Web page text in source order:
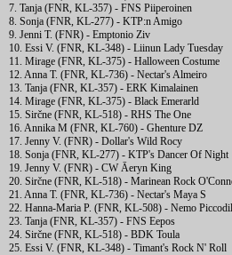
7. Tanja (FNR, KL-357) - FNS Piiperoinen
8. Sonja (FNR, KL-277) - KTP:n Amigo
9. Jenni T. (FNR) - Emptonio Ziv
10. Essi V. (FNR, KL-348) - Liinun Lady Tuesday
11. Mirage (FNR, KL-375) - Halloween Costume
12. Anna T. (FNR, KL-736) - Nectar's Almeiro
13. Tanja (FNR, KL-357) - ERK Kimalainen
14. Mirage (FNR, KL-375) - Black Emerarld
15. Sirčne (FNR, KL-518) - RHS The One
16. Annika M (FNR, KL-760) - Ghenture DZ
17. Jenny V. (FNR) - Dollar's Wild Rocy
18. Sonja (FNR, KL-277) - KTP's Dancer Of Night
19. Jenny V. (FNR) - CW Āeryn King
20. Sirčne (FNR, KL-518) - Marinean Rock
21. Anna T. (FNR, KL-736) - Nectar's Maya S
22. Hanna-Maria P. (FNR, KL-508) - Nemo
23. Tanja (FNR, KL-357) - FNS Eepos
24. Sirčne (FNR, KL-518) - BDK Toula
25. Essi V. (FNR, KL-348) - Timant's Rock N' Roll